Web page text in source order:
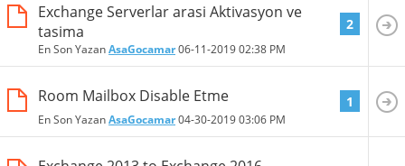
Exchange Serverlar arasi Aktivasyon ve
tasima
En Son YazanAsaGocamar06-11-201902:38 PM
2
Room Mailbox Disable Etme
En Son YazanAsaGocamar04-30-201903:06 PM
1